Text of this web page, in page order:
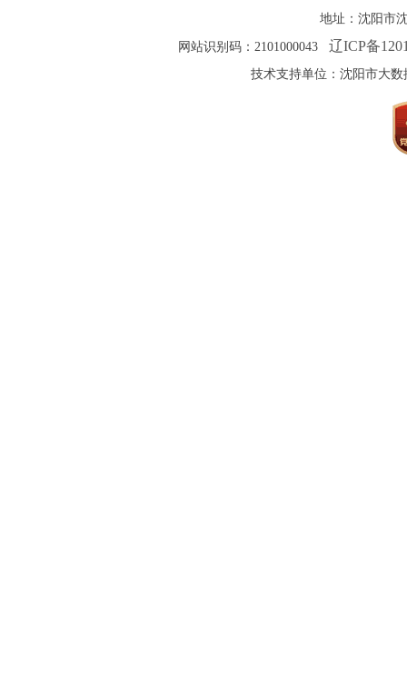
地址：沈阳市
网站识别码：2101000043辽ICP备
技术支持单位：沈阳市大